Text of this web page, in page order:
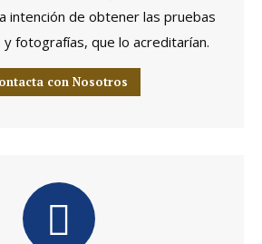
intención de obtener las pruebas
fotografías, que lo acreditarían.
con Nosotros